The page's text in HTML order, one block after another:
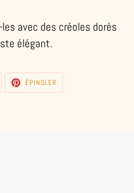
avec des créoles dorés
élégant.
TWEETER ÉPINGLER
PINTEREST